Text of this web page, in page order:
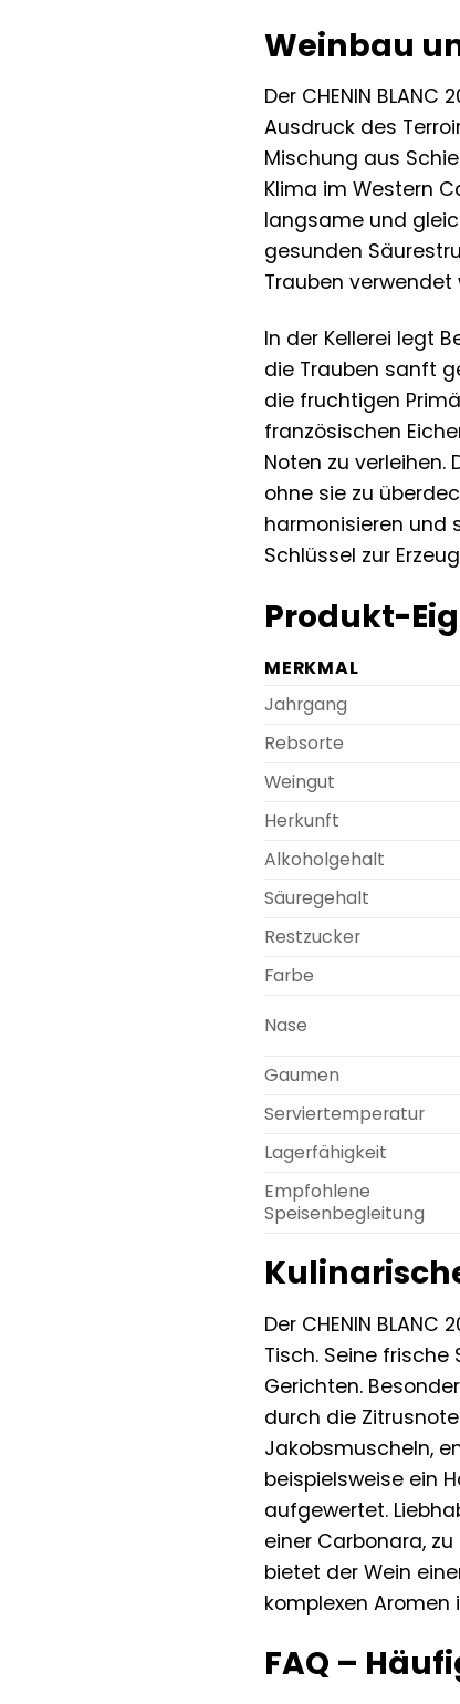
Weinbau
Der CHENIN
Ausdruck des
Mischung aus
Klima im Western
langsame und
gesunden
Trauben
In der Kellerei legt
die Trauben sanft
die fruchtigen
französischen
Noten zu
ohne sie zu
harmonisieren und
Schlüssel zur
Produkt-
MERKMAL
Jahrgang
Rebsorte
Weingut
Herkunft
Alkoholgehalt
Säuregehalt
Restzucker
Farbe
Nase
Gaumen
Serviertemperatur
Lagerfähigkeit
Empfohlene
Speisenbegleitung
Der CHENIN
Tisch. Seine
Gerichten.
durch die
Jakobsmuscheln,
beispielsweise ein
aufgewertet.
einer Carbonara,
bietet der Wein
komplexen Aromen
FAQ –